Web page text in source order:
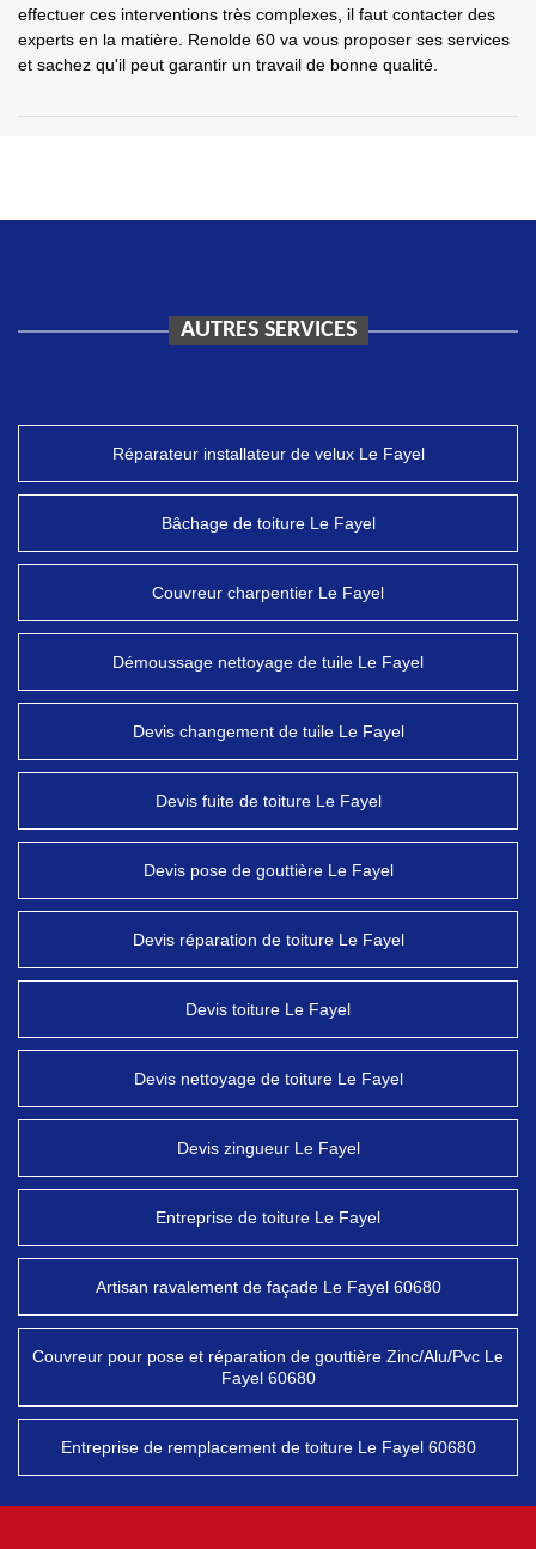
effectuer ces interventions très complexes, il faut contacter des
experts en la matière. Renolde 60 va vous proposer ses services
et sachez qu'il peut garantir un travail de bonne qualité.
AUTRES SERVICES
Réparateur installateur de velux Le Fayel
Bâchage de toiture Le Fayel
Couvreur charpentier Le Fayel
Démoussage nettoyage de tuile Le Fayel
Devis changement de tuile Le Fayel
Devis fuite de toiture Le Fayel
Devis pose de gouttière Le Fayel
Devis réparation de toiture Le Fayel
Devis toiture Le Fayel
Devis nettoyage de toiture Le Fayel
Devis zingueur Le Fayel
Entreprise de toiture Le Fayel
Artisan ravalement de façade Le Fayel 60680
Couvreur pour pose et réparation de gouttière Zinc/Alu/Pvc Le
Fayel 60680
Entreprise de remplacement de toiture Le Fayel 60680